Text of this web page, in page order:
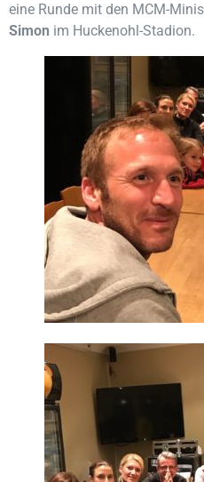
eine Runde mit den MCM-
Simon im Huckenohl-Stadion.